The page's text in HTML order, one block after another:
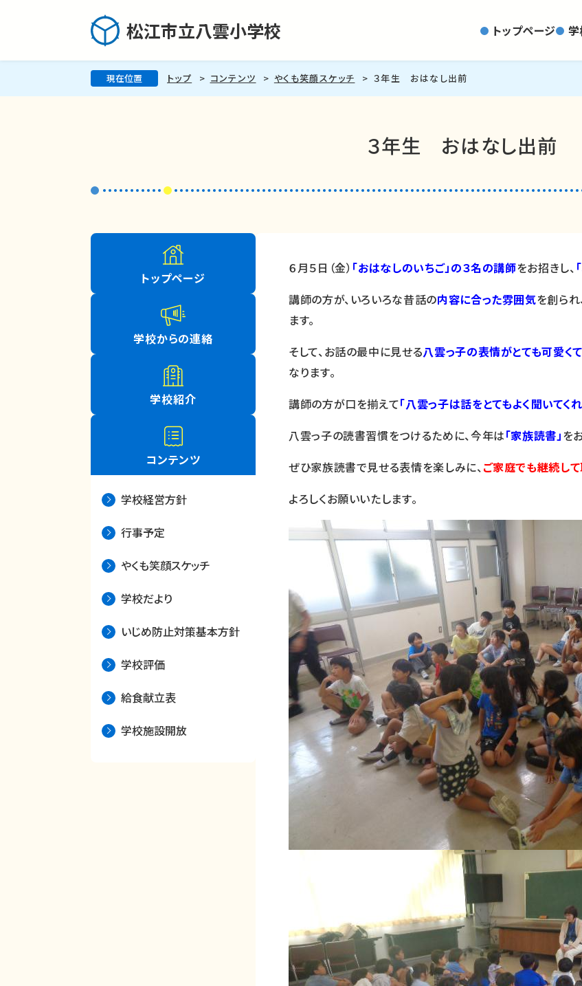
松江市立八雲小学校 トップページ
現在位置 トップ コンテンツ やくも笑顔スケッチ ３年生 おはなし出前
３年生 おはなし出前
６月５日（金） 「おはなしのいちご」の３名の講師をお招きし、
講師の方が、いろいろな昔話の内容に合った雰囲気を創られ
ます。
そして、お話の最中に見せる八雲っ子の表情がとても可愛く
なります。
講師の方が口を揃えて「八雲っ子は話をとてもよく聞いてくれ
八雲っ子の読書習慣をつけるために、今年は「家族読書」を
ぜひ家族読書で見せる表情を楽しみに、ご家庭でも継続して
よろしくお願いいたします。
トップページ
学校からの連絡
学校紹介
コンテンツ
学校経営方針
行事予定
やくも笑顔スケッチ
学校だより
いじめ防止対策基本方針
学校評価
給食献立表
学校施設開放